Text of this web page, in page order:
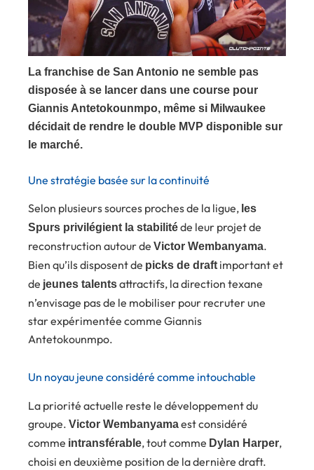
La franchise de San Antonio ne semble pas
disposée à se lancer dans une course pour
Giannis Antetokounmpo, même si Milwaukee
décidait de rendre le double MVP disponible sur
le marché.
Une stratégie basée sur la continuité
Selon plusieurs sources proches de la ligue, les
Spurs privilégient la stabilitéde leur projet de
reconstruction autour de Victor Wembanyama.
Bien qu’ils disposent de picks de draft important et
de jeunes talentsattractifs, la direction texane
n’envisage pas de le mobiliser pour recruter une
star expérimentée comme Giannis
Antetokounmpo.
Un noyau jeune considéré comme intouchable
La priorité actuelle reste le développement du
groupe. Victor Wembanyamaest considéré
comme intransférable, tout comme Dylan Harper,
choisi en deuxième position de la dernière draft.